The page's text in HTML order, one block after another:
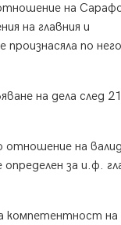
на
на главния и
по
на дела след
на
за и.ф.
компетентност на